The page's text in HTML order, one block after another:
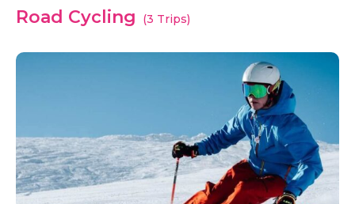
Road Cycling (3 Trips)